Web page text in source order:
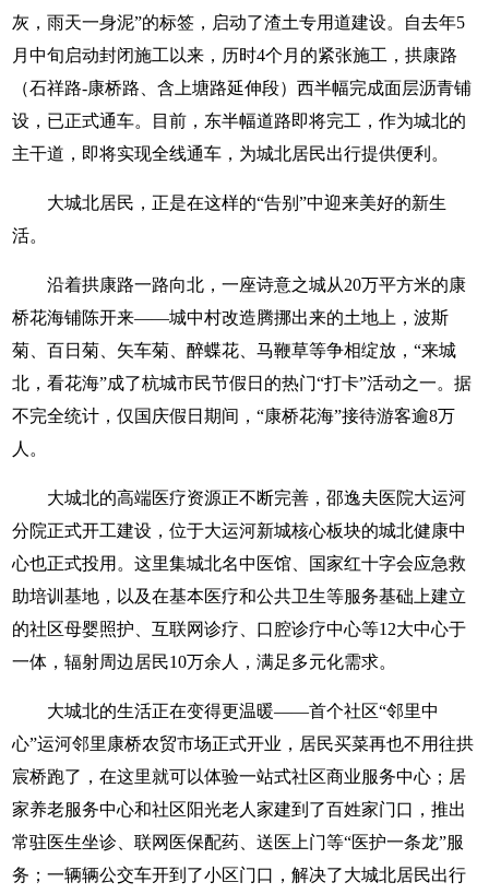
灰，雨天一身泥”的标签，启动了渣土专用道建设。自去年5
月中旬启动封闭施工以来，历时4个月的紧张施工，拱康路
（石祥路-康桥路、含上塘路延伸段）西半幅完成面层沥青铺
设，已正式通车。目前，东半幅道路即将完工，作为城北的
主干道，即将实现全线通车，为城北居民出行提供便利。
大城北居民，正是在这样的“告别”中迎来美好的新生
活。
沿着拱康路一路向北，一座诗意之城从20万平方米的康
桥花海铺陈开来——城中村改造腾挪出来的土地上，波斯
菊、百日菊、矢车菊、醉蝶花、马鞭草等争相绽放，“来城
北，看花海”成了杭城市民节假日的热门“打卡”活动之一。据
不完全统计，仅国庆假日期间，“康桥花海”接待游客逾8万
人。
大城北的高端医疗资源正不断完善，邵逸夫医院大运河
分院正式开工建设，位于大运河新城核心板块的城北健康中
心也正式投用。这里集城北名中医馆、国家红十字会应急救
助培训基地，以及在基本医疗和公共卫生等服务基础上建立
的社区母婴照护、互联网诊疗、口腔诊疗中心等12大中心于
一体，辐射周边居民10万余人，满足多元化需求。
大城北的生活正在变得更温暖——首个社区“邻里中
心”运河邻里康桥农贸市场正式开业，居民买菜再也不用往拱
宸桥跑了，在这里就可以体验一站式社区商业服务中心；居
家养老服务中心和社区阳光老人家建到了百姓家门口，推出
常驻医生坐诊、联网医保配药、送医上门等“医护一条龙”服
务；一辆辆公交车开到了小区门口，解决了大城北居民出行